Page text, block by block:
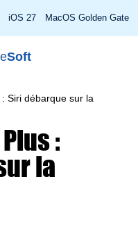
iOS 27 MacOS Golden Gate
Soft
Siri débarque sur la
:
la